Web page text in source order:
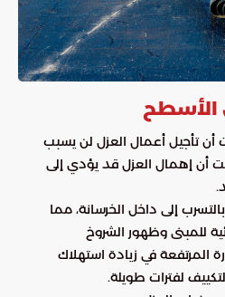
الأسطح
تأجيل أعمال العزل لن يسبب
أن إهمال العزل قد يؤدي إلى
إلى داخل الخرسانة، مما
للمبنى وظهور الشروخ
المرتفعة في زيادة استهلاك
لفترات طويلة.